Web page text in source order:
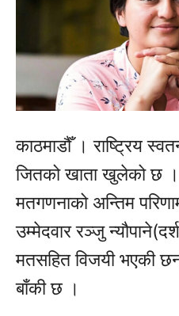
काठमाडौँ । राष्ट्रिय
जितको खाता खुलेको छ ।
मतगणनाको अन्तिम
उम्मेदवार रञ्जु
मतसहित विजयी भएकी
बाँकी छ ।